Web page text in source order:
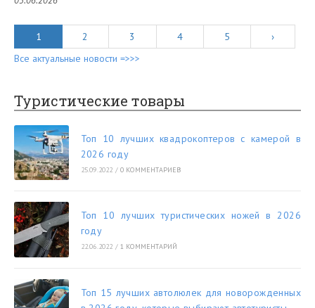
1 2 3 4 5
›
Все актуальные новости =>>>
Туристические товары
Топ 10 лучших квадрокоптеров с камерой в
2026 году
25.09.2022 / 0 КОММЕНТАРИЕВ
Топ 10 лучших туристических ножей в 2026
году
22.06.2022 / 1 КОММЕНТАРИЙ
Топ 15 лучших автолюлек для новорожденных